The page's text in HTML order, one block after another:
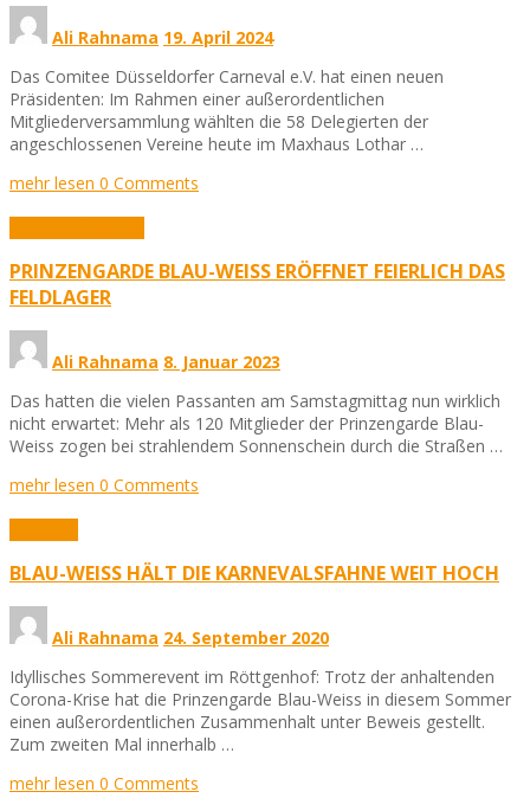
Ali Rahnama 19. April 2024
Das Comitee Düsseldorfer Carneval e.V. hat einen neuen
Präsidenten: Im Rahmen einer außerordentlichen
Mitgliederversammlung wählten die 58 Delegierten der
angeschlossenen Vereine heute im Maxhaus Lothar …
mehr lesen 0 Comments
PRINZENGARDE BLAU-WEISS ERÖFFNET FEIERLICH DAS
FELDLAGER
Ali Rahnama 8. Januar 2023
Das hatten die vielen Passanten am Samstagmittag nun wirklich
nicht erwartet: Mehr als 120 Mitglieder der Prinzengarde Blau-
Weiss zogen bei strahlendem Sonnenschein durch die Straßen …
mehr lesen 0 Comments
BLAU-WEISS HÄLT DIE KARNEVALSFAHNE WEIT HOCH
Ali Rahnama 24. September 2020
Idyllisches Sommerevent im Röttgenhof: Trotz der anhaltenden
Corona-Krise hat die Prinzengarde Blau-Weiss in diesem Sommer
einen außerordentlichen Zusammenhalt unter Beweis gestellt.
Zum zweiten Mal innerhalb …
mehr lesen 0 Comments